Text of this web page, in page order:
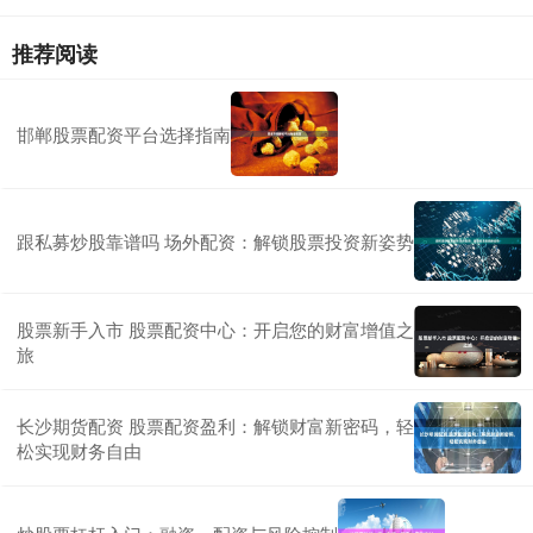
推荐阅读
邯郸股票配资平台选择指南
跟私募炒股靠谱吗 场外配资：解锁股票投资新姿势
股票新手入市 股票配资中心：开启您的财富增值之
旅
长沙期货配资 股票配资盈利：解锁财富新密码，轻
松实现财务自由